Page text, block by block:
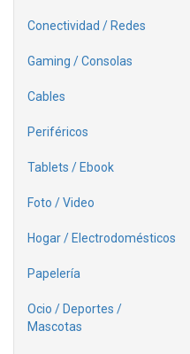
Conectividad / Redes
Gaming / Consolas
Cables
Periféricos
Tablets / Ebook
Foto / Video
Hogar / Electrodomésticos
Papelería
Ocio / Deportes /
Mascotas